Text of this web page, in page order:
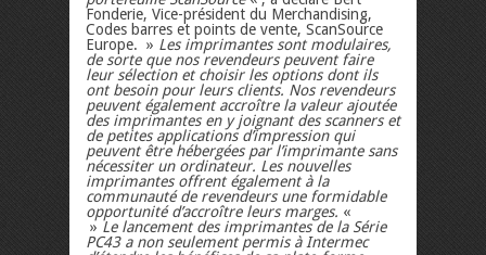
Fonderie, Vice-président du Merchandising,
Codes barres et points de vente, ScanSource
Europe. » Les imprimantes sont modulaires,
de sorte que nos revendeurs peuvent faire
leur sélection et choisir les options dont ils
ont besoin pour leurs clients. Nos revendeurs
peuvent également accroître la valeur ajoutée
des imprimantes en y joignant des scanners et
de petites applications d’impression qui
peuvent être hébergées par l’imprimante sans
nécessiter un ordinateur. Les nouvelles
imprimantes offrent également à la
communauté de revendeurs une formidable
opportunité d’accroître leurs marges. «
» Le lancement des imprimantes de la Série
PC43 a non seulement permis à Intermec